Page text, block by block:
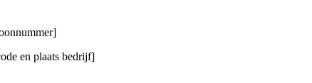
en plaats bedrijf]